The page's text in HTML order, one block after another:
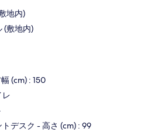
地内)
(敷地内)
(cm) : 150
レ
デスク - 高さ (cm) : 99